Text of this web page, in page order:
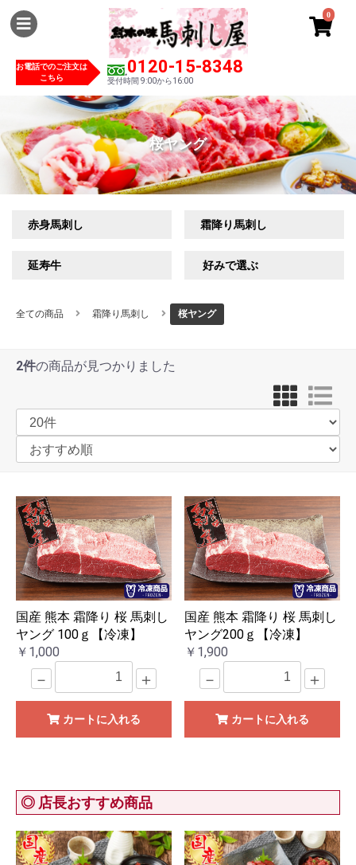
お電話でのご注文は
こちら
0120-15-8348
受付時間 9:00から16:00
0
桜ヤング
赤身馬刺し 霜降り馬刺し
延寿牛 好みで選ぶ
全ての商品 霜降り馬刺し 桜ヤング
2件の商品が見つかりました
国産 熊本 霜降り 桜 馬刺し
ヤング 100ｇ【冷凍】
￥1,000
－ ＋
カートに入れる
国産 熊本 霜降り 桜 馬刺し
ヤング200ｇ【冷凍】
￥1,900
－ ＋
カートに入れる
◎ 店長おすすめ商品